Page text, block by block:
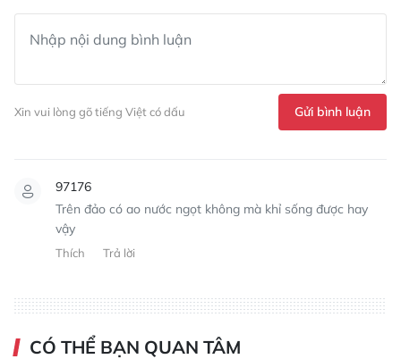
Xin vui lòng gõ tiếng Việt có dấu Gửi bình luận
97176
Trên đảo có ao nước ngọt không mà khỉ sống được hay
vậy
Thích Trả lời
CÓ THỂ BẠN QUAN TÂM